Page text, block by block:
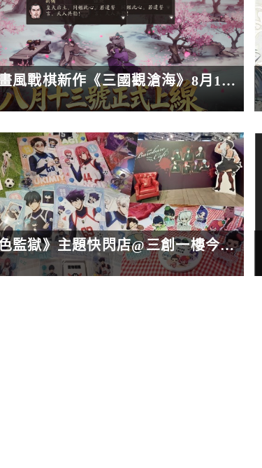
水墨畫風戰棋新作《三國觀滄海》8月13日公測，支援三端互通、海量福利等你領
《藍色監獄》主題快閃店@三創一樓今開跑！兩大主題週邊制裁?!療癒!!粉絲心